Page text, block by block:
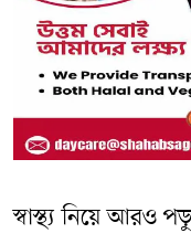
স্বাস্থ্য নিয়ে আরও